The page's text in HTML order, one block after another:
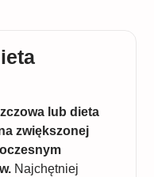
lub dieta
zwiększonej
Najchętniej